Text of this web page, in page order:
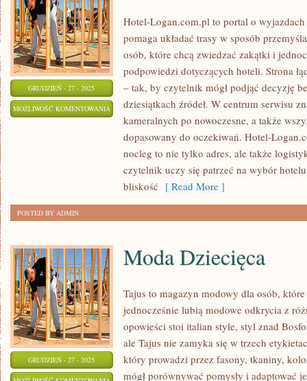
GRUDZIEŃ - 27 - 2025
MOŻLIWOŚĆ KOMENTOWANIA PODRÓŻE
SOLO
INTROWERTYKÓW
Hotel-Logan.com.pl to portal o
pomaga układać trasy w sposób
osób, które chcą zwiedzać zakątki i
podpowiedzi dotyczących hoteli. Strona
– tak, by czytelnik mógł podjąć decyzję
dziesiątkach źródeł. W centrum serwisu
kameralnych po nowoczesne, a także
dopasowany do oczekiwań. Hotel-
nocleg to nie tylko adres, ale także
czytelnik uczy się patrzeć na wybór
bliskość [ Read More ]
POSTED BY ADMIN
GRUDZIEŃ - 27 - 2025
Moda Dziecięca
Tajus to magazyn modowy dla osób,
jednocześnie lubią modowe odkrycia z
opowieści stoi italian style, styl znad
ale Tajus nie zamyka się w trzech
który prowadzi przez fasony, tkaniny,
mógł porównywać pomysły i adaptować